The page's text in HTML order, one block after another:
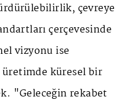
çevreye
çerçevesinde
vizyonu ise
küresel bir
"Geleceğin rekabet